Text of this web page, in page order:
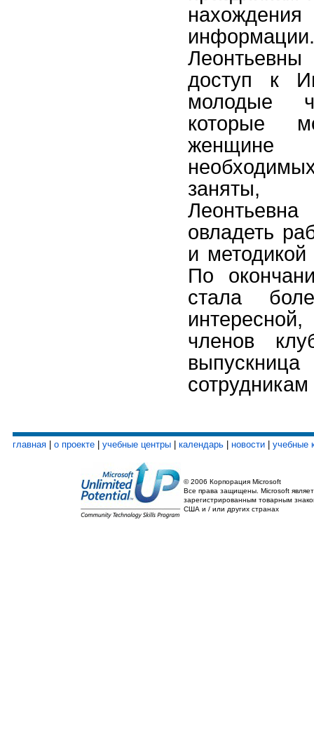
доступ к
молодые
которые
заняты,
овладеть
и
По
стала
членов
главная о проекте учебные центры календарь новости учебные
© 2006 Корпорация Microsoft
Все права защищены. Microsoft
зарегистрированным товарным
США и / или других странах